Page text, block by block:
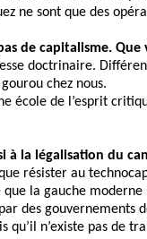
ne sont que des
de capitalisme.
doctrinaire.
chez nous.
école de l’esprit
à la légalisation du
résister au
la gauche
des gouvernements
qu’il n’existe pas de